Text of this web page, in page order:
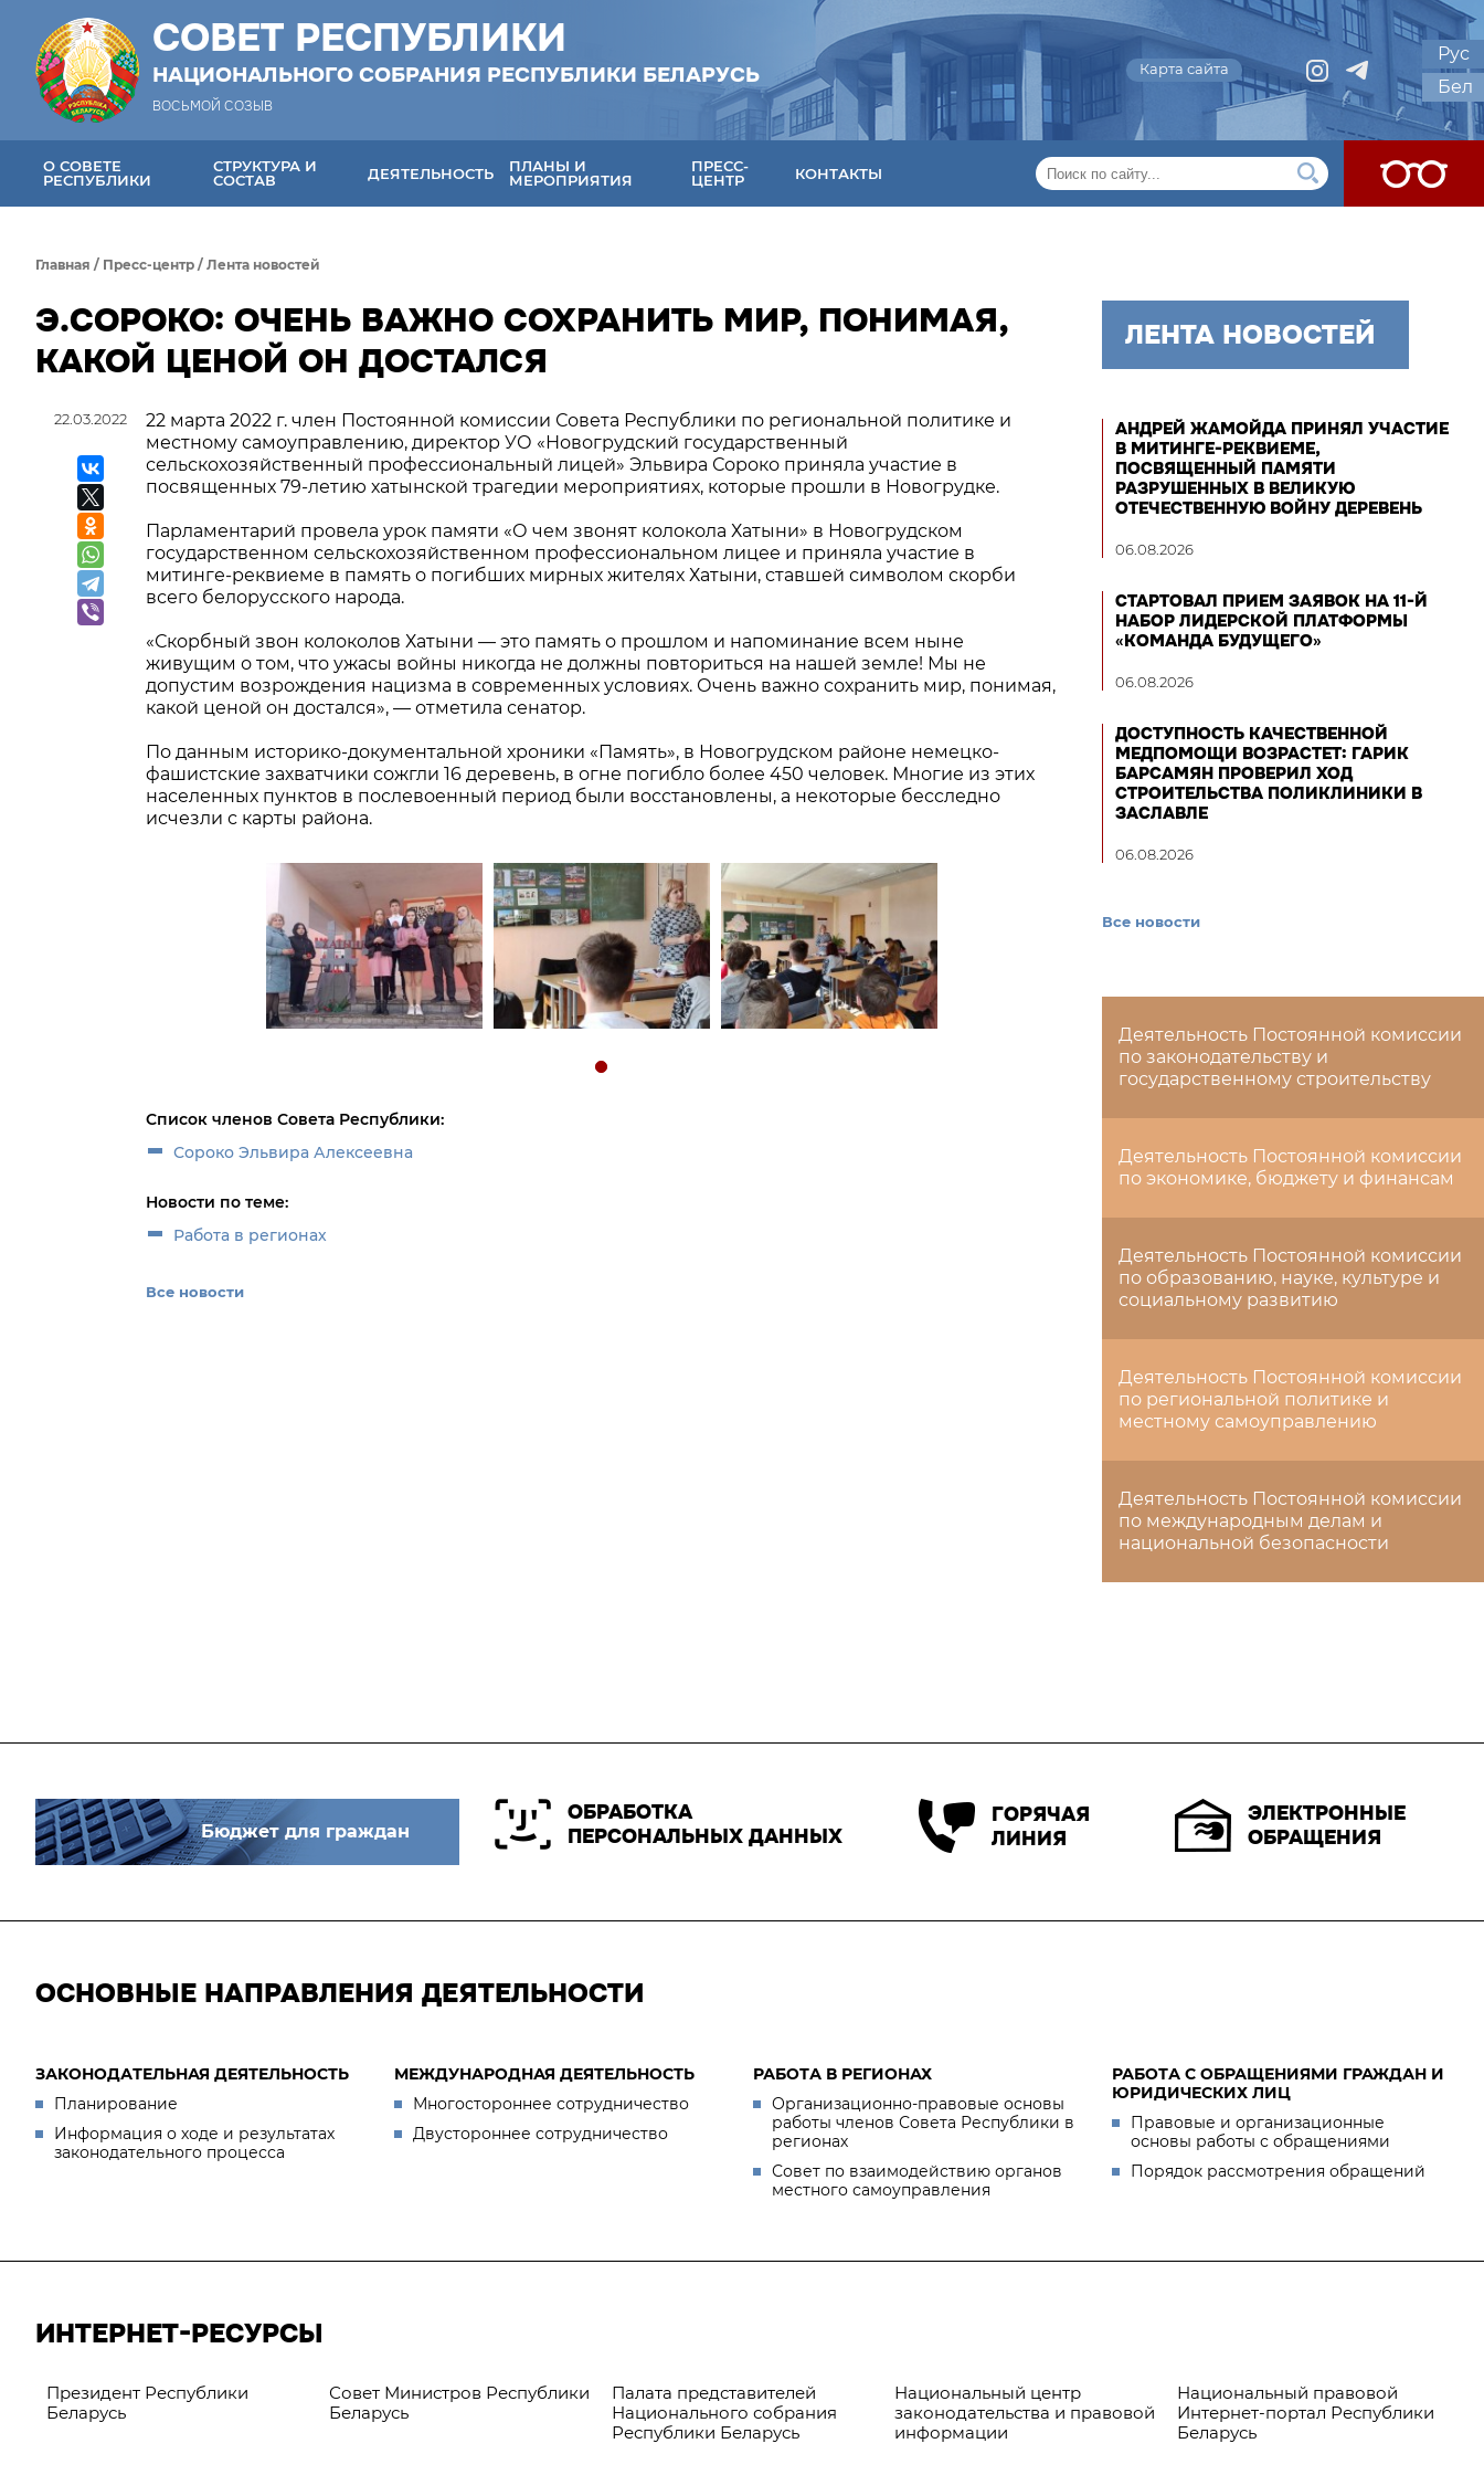
СОВЕТ РЕСПУБЛИКИ
НАЦИОНАЛЬНОГО СОБРАНИЯ РЕСПУБЛИКИ БЕЛАРУСЬ
ВОСЬМОЙ СОЗЫВ
Карта сайта
Рус
Бел
О СОВЕТЕ
РЕСПУБЛИКИ
СТРУКТУРА И
СОСТАВ
ДЕЯТЕЛЬНОСТЬ
ПЛАНЫ И
МЕРОПРИЯТИЯ
ПРЕСС-
ЦЕНТР
КОНТАКТЫ
Главная / Пресс-центр / Лента новостей
Э.СОРОКО: ОЧЕНЬ ВАЖНО СОХРАНИТЬ МИР, ПОНИМАЯ,
КАКОЙ ЦЕНОЙ ОН ДОСТАЛСЯ
22.03.2022
22 марта 2022 г. член Постоянной комиссии Совета Республики по региональной политике и
местному самоуправлению, директор УО «Новогрудский государственный
сельскохозяйственный профессиональный лицей» Эльвира Сороко приняла участие в
посвященных 79-летию хатынской трагедии мероприятиях, которые прошли в Новогрудке.
Парламентарий провела урок памяти «О чем звонят колокола Хатыни» в Новогрудском
государственном сельскохозяйственном профессиональном лицее и приняла участие в
митинге-реквиеме в память о погибших мирных жителях Хатыни, ставшей символом скорби
всего белорусского народа.
«Скорбный звон колоколов Хатыни — это память о прошлом и напоминание всем ныне
живущим о том, что ужасы войны никогда не должны повториться на нашей земле! Мы не
допустим возрождения нацизма в современных условиях. Очень важно сохранить мир, понимая,
какой ценой он достался», — отметила сенатор.
По данным историко-документальной хроники «Память», в Новогрудском районе немецко-
фашистские захватчики сожгли 16 деревень, в огне погибло более 450 человек. Многие из этих
населенных пунктов в послевоенный период были восстановлены, а некоторые бесследно
исчезли с карты района.
Список членов Совета Республики:
Сороко Эльвира Алексеевна
Новости по теме:
Работа в регионах
Все новости
ЛЕНТА НОВОСТЕЙ
АНДРЕЙ ЖАМОЙДА ПРИНЯЛ УЧАСТИЕ
В МИТИНГЕ-РЕКВИЕМЕ,
ПОСВЯЩЕННЫЙ ПАМЯТИ
РАЗРУШЕННЫХ В ВЕЛИКУЮ
ОТЕЧЕСТВЕННУЮ ВОЙНУ ДЕРЕВЕНЬ
06.08.2026
СТАРТОВАЛ ПРИЕМ ЗАЯВОК НА 11-Й
НАБОР ЛИДЕРСКОЙ ПЛАТФОРМЫ
«КОМАНДА БУДУЩЕГО»
06.08.2026
ДОСТУПНОСТЬ КАЧЕСТВЕННОЙ
МЕДПОМОЩИ ВОЗРАСТЕТ: ГАРИК
БАРСАМЯН ПРОВЕРИЛ ХОД
СТРОИТЕЛЬСТВА ПОЛИКЛИНИКИ В
ЗАСЛАВЛЕ
06.08.2026
Все новости
Деятельность Постоянной комиссии
по законодательству и
государственному строительству
Деятельность Постоянной комиссии
по экономике, бюджету и финансам
Деятельность Постоянной комиссии
по образованию, науке, культуре и
социальному развитию
Деятельность Постоянной комиссии
по региональной политике и
местному самоуправлению
Деятельность Постоянной комиссии
по международным делам и
национальной безопасности
Бюджет для граждан
ОБРАБОТКА
ПЕРСОНАЛЬНЫХ ДАННЫХ
ГОРЯЧАЯ
ЛИНИЯ
ЭЛЕКТРОННЫЕ
ОБРАЩЕНИЯ
ОСНОВНЫЕ НАПРАВЛЕНИЯ ДЕЯТЕЛЬНОСТИ
ЗАКОНОДАТЕЛЬНАЯ ДЕЯТЕЛЬНОСТЬ
Планирование
Информация о ходе и результатах
законодательного процесса
МЕЖДУНАРОДНАЯ ДЕЯТЕЛЬНОСТЬ
Многостороннее сотрудничество
Двустороннее сотрудничество
РАБОТА В РЕГИОНАХ
Организационно-правовые основы
работы членов Совета Республики в
регионах
Совет по взаимодействию органов
местного самоуправления
РАБОТА С ОБРАЩЕНИЯМИ ГРАЖДАН И
ЮРИДИЧЕСКИХ ЛИЦ
Правовые и организационные
основы работы с обращениями
Порядок рассмотрения обращений
ИНТЕРНЕТ-РЕСУРСЫ
Президент Республики
Беларусь
Совет Министров Республики
Беларусь
Палата представителей
Национального собрания
Республики Беларусь
Национальный центр
законодательства и правовой
информации
Национальный правовой
Интернет-портал Республики
Беларусь